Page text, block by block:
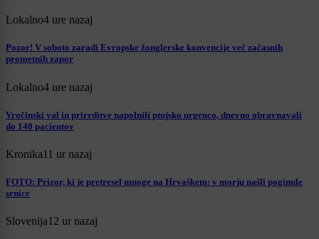
Lokalno4 ure nazaj
Pozor! V soboto zaradi Evropske žonglerske konvencije več začasnih
prometnih zapor
Lokalno4 ure nazaj
Vročinski val in prireditve napolnili ptujsko urgenco, dnevno obravnavali
do 140 pacientov
Kronika11 ur nazaj
FOTO: Prizor, ki je pretresel mnoge na Hrvaškem: v morju našli poginule
srnice
Slovenija12 ur nazaj